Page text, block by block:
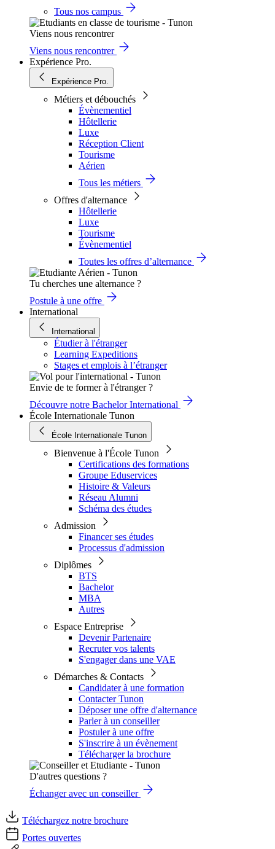
Tous nos campus
Viens nous rencontrer
Viens nous rencontrer
Expérience Pro.
Expérience Pro.
Métiers et débouchés
Évènementiel
Hôtellerie
Luxe
Réception Client
Tourisme
Aérien
Tous les métiers
Offres d'alternance
Hôtellerie
Luxe
Tourisme
Évènementiel
Toutes les offres d’alternance
Tu cherches une alternance ?
Postule à une offre
International
International
Étudier à l'étranger
Learning Expeditions
Stages et emplois à l’étranger
Envie de te former à l'étranger ?
Découvre notre Bachelor International
École Internationale Tunon
École Internationale Tunon
Bienvenue à l'École Tunon
Certifications des formations
Groupe Eduservices
Histoire & Valeurs
Réseau Alumni
Schéma des études
Admission
Financer ses études
Processus d'admission
Diplômes
BTS
Bachelor
MBA
Autres
Espace Entreprise
Devenir Partenaire
Recruter vos talents
S'engager dans une VAE
Démarches & Contacts
Candidater à une formation
Contacter Tunon
Déposer une offre d'alternance
Parler à un conseiller
Postuler à une offre
S'inscrire à un évènement
Télécharger la brochure
D'autres questions ?
Échanger avec un conseiller
Téléchargez notre brochure
Portes ouvertes